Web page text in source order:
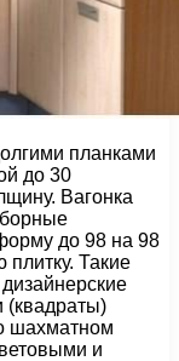
планками
до 30
Вагонка
до 98 на 98
Такие
шахматном
и